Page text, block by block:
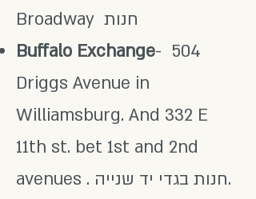
Broadway חנות
Buffalo Exchange- 504
Driggs Avenue in
Williamsburg. And 332 E
11th st. bet 1st and 2nd
avenues . חנות בגדי יד שנייה.